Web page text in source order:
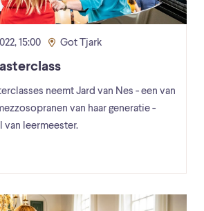
15:00 Got Tjark
neemt Jard van Nes - een van
van haar generatie -
van leermeester.